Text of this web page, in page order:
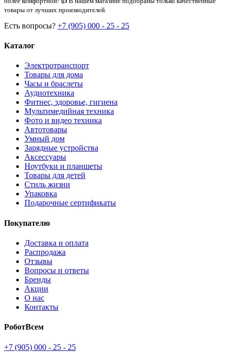
товары от лучших производителей.
Есть вопросы? +7 (905) 000 - 25 - 25
Каталог
Электротранспорт
Товары для дома
Часы и браслеты
Аудиотехника
Фитнес, здоровье, гигиена
Мультимедийная техника
Фото и видео техника
Автотовары
Умный дом
Зарядные устройства
Аксессуары
Ноутбуки и планшеты
Товары для детей
Стиль жизни
Упаковка
Подарочные сертификаты
Покупателю
Доставка и оплата
Распродажа
Отзывы
Вопросы и ответы
Бренды
Акции
О нас
Контакты
РоботВсем
+7 (905) 000 - 25 - 25